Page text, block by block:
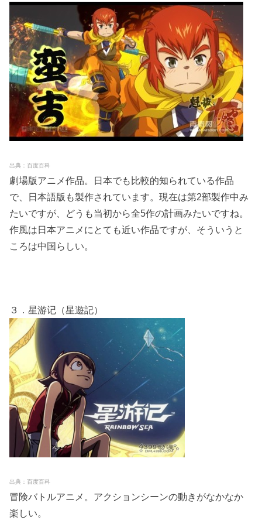
出典：百度百科
劇場版アニメ作品。日本でも比較的知られている作品
で、日本語版も製作されています。現在は第2部製作中み
たいですが、どうも当初から全5作の計画みたいですね。
作風は日本アニメにとても近い作品ですが、そういうと
ころは中国らしい。
３．星游记（星遊記）
出典：百度百科
冒険バトルアニメ。アクションシーンの動きがなかなか
楽しい。